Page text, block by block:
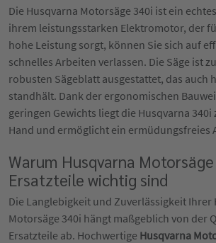
Die Husqvarna Motorsäge 340i ist ein
ihrem leistungsstarken Elektromotor, der
hohe Leistung sorgt, können Sie sich auf
schnelles Arbeiten verlassen. Die Säge ist
robusten Sägeblatt ausgestattet, das auch
standhält. Dank der ergonomischen
geringen Gewichts liegt die Husqvarna
Hand und ermöglicht ein ermüdungsfreies
Warum Husqvarna
Ersatzteile wichtig sind
Die Langlebigkeit und Zuverlässigkeit Ihrer
Motorsäge 340i hängt maßgeblich von der
Ersatzteile ab. Hochwertige Husqvarna